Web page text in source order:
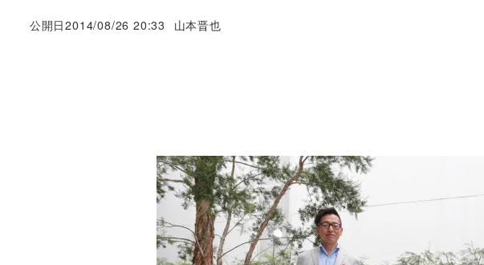
公開日2014/08/26 20:33
著
山本晋也